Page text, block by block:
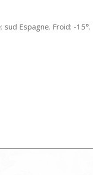
sud Espagne. Froid: -